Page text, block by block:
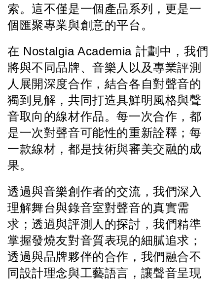
索。這不僅是一個產品系列，更是一
個匯聚專業與創意的平台。
在 Nostalgia Academia 計劃中，我們
將與不同品牌、音樂人以及專業評測
人展開深度合作，結合各自對聲音的
獨到見解，共同打造具鮮明風格與聲
音取向的線材作品。每一次合作，都
是一次對聲音可能性的重新詮釋；每
一款線材，都是技術與審美交融的成
果。
透過與音樂創作者的交流，我們深入
理解舞台與錄音室對聲音的真實需
求；透過與評測人的探討，我們精準
掌握發燒友對音質表現的細膩追求；
透過與品牌夥伴的合作，我們融合不
同設計理念與工藝語言，讓聲音呈現